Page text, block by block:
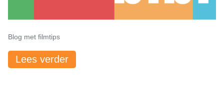
Blog met filmtips
Lees verder